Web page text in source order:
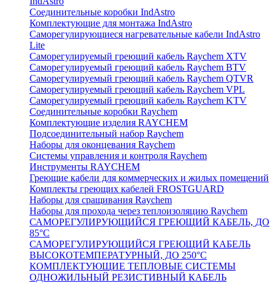
Соединительные коробки IndAstro
Комплектующие для монтажа IndAstro
Саморегулирующиеся нагревательные кабели IndAstro
Lite
Саморегулируемый греющий кабель Raychem XTV
Саморегулируемый греющий кабель Raychem BTV
Саморегулируемый греющий кабель Raychem QTVR
Саморегулируемый греющий кабель Raychem VPL
Саморегулируемый греющий кабель Raychem KTV
Соединительные коробки Raychem
Комплектующие изделия RAYCHEM
Подсоединительный набор Raychem
Наборы для оконцевания Raychem
Системы управления и контроля Raychem
Инструменты RAYCHEM
Греющие кабели для коммерческих и жилых помещений
Комплекты греющих кабелей FROSTGUARD
Наборы для сращивания Raychem
Наборы для прохода через теплоизоляцию Raychem
САМОРЕГУЛИРУЮЩИЙСЯ ГРЕЮЩИЙ КАБЕЛЬ, ДО
85°С
САМОРЕГУЛИРУЮЩИЙСЯ ГРЕЮЩИЙ КАБЕЛЬ
ВЫСОКОТЕМПЕРАТУРНЫЙ, ДО 250°С
КОМПЛЕКТУЮЩИЕ ТЕПЛОВЫЕ СИСТЕМЫ
ОДНОЖИЛЬНЫЙ РЕЗИСТИВНЫЙ КАБЕЛЬ